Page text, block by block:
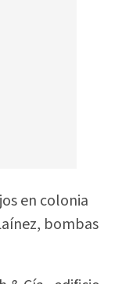
en colonia
bombas